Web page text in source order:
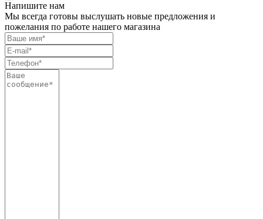
Напишите нам
Мы всегда готовы выслушать новые предложения и
пожелания по работе нашего магазина